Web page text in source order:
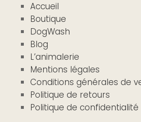
Accueil
Boutique
DogWash
Blog
L’animalerie
Mentions légales
Conditions générales de
Politique de retours
Politique de confidentialité